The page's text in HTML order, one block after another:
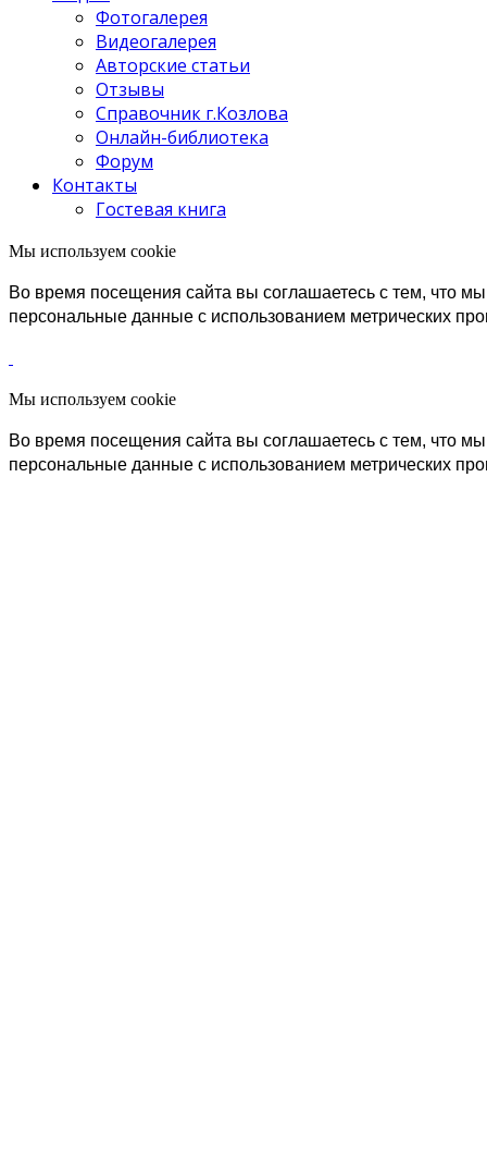
Фотогалерея
Видеогалерея
Авторские статьи
Отзывы
Справочник г.Козлова
Онлайн-библиотека
Форум
Контакты
Гостевая книга
Мы используем cookie
Во время посещения сайта вы соглашаетесь с тем, что
персональные данные с использованием метрических
Мы используем cookie
Во время посещения сайта вы соглашаетесь с тем, что
персональные данные с использованием метрических